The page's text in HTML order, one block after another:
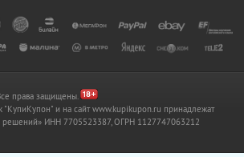
права защищены.
"КупиКупон" и на сайт www.kupikupon.ru принадлежат
решений» ИНН 7705523387, ОГРН 1127747063212